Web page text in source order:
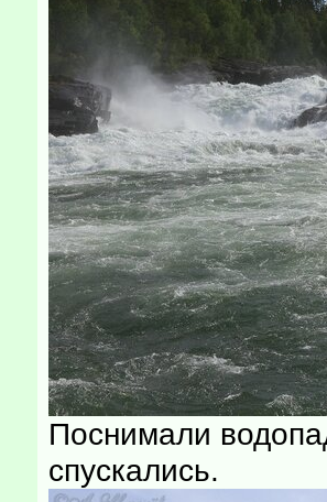
Поснимали
спускались.